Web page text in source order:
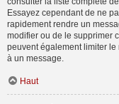
Essayez cependant de ne
rapidement rendre un
modifier ou de le supprimer
peuvent également limiter le
à un message.
Haut